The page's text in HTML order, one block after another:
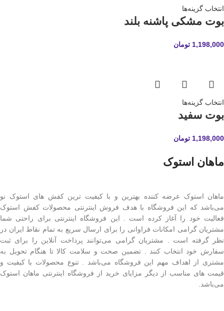
انتخاب گزینه‌ها
بوت مشکی پاشنه بلند
1,198,000 تومان
انتخاب گزینه‌ها
بوت سفید
1,198,000 تومان
ماهان استوک
ماهان استوک عرضه کننده بهترین و با کیفیت ترین کفش های استوک نو
می‌باشد که این فروشگاه با هدف فروش اینترنتی محصولات کفش استوک
فعالیت خود را آغاز کرده است . این فروشگاه اینترنتی برای راحتی شما
مشتریان گرامی امکانات فراوانی را برای ارسال سریع به تمام نقاط ایران در
نظر گرفته است . مشتریان گرامی می‌توانند پرداخت آنلاین را برای ثبت
سفارش خود انتخاب کنند . تضمین صحت و سلامت کالا تا هنگام تحویل به
مشتری از اهداف مهم این فروشگاه می‌باشد . تنوع محصولات با کیفیت و
قیمت های مناسب از دیگر مزایای خرید از فروشگاه اینترنتی ماهان استوک
می‌باشد.